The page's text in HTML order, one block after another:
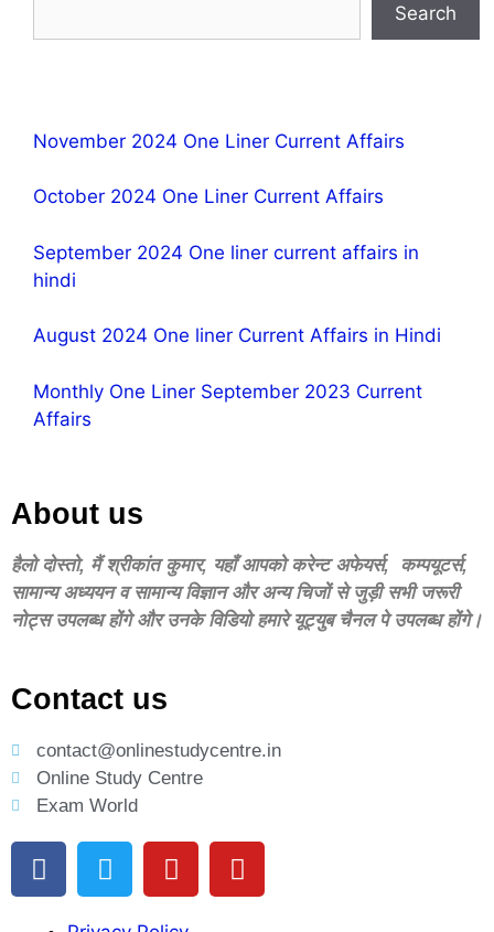
Search
November 2024 One Liner Current Affairs
October 2024 One Liner Current Affairs
September 2024 One liner current affairs in
hindi
August 2024 One liner Current Affairs in Hindi
Monthly One Liner September 2023 Current
Affairs
About us
हैलो दोस्‍तो, मैं श्रीकांत कुमार, यहॉं आपको करेन्‍ट अफेयर्स, कम्‍पयूटर्स,
सामान्‍य अध्‍ययन व सामान्‍य विज्ञान और अन्‍य चिजों से जुड़ी सभी जरूरी
नोट्स उपलब्‍ध होंगे और उनके विडियो हमारे यूट्युब चैनल पे उपलब्‍ध होंगे।
Contact us
contact@onlinestudycentre.in
Online Study Centre
Exam World